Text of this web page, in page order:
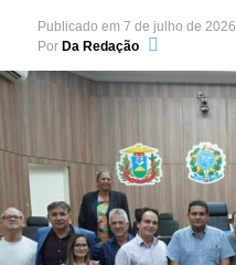
Publicado em 7 de julho de 2026
Por Da Redação